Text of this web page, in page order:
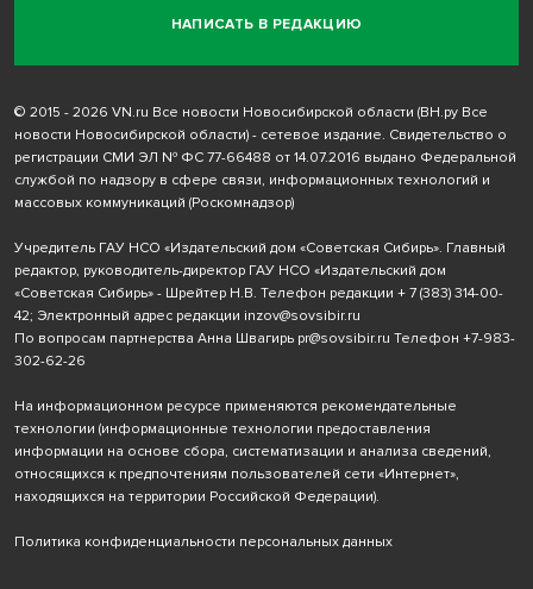
НАПИСАТЬ В РЕДАКЦИЮ
© 2015 - 2026 VN.ru Все новости Новосибирской области (ВН.ру Все
новости Новосибирской области) - сетевое издание. Свидетельство о
регистрации СМИ ЭЛ № ФС 77-66488 от 14.07.2016 выдано Федеральной
службой по надзору в сфере связи, информационных технологий и
массовых коммуникаций (Роскомнадзор)
Учредитель ГАУ НСО «Издательский дом «Советская Сибирь». Главный
редактор, руководитель-директор ГАУ НСО «Издательский дом
«Советская Сибирь» - Шрейтер Н.В. Телефон редакции + 7 (383) 314-00-
42; Электронный адрес редакции inzov@sovsibir.ru
По вопросам партнерства Анна Швагирь pr@sovsibir.ru Телефон +7-983-
302-62-26
На информационном ресурсе применяются рекомендательные
технологии (информационные технологии предоставления
информации на основе сбора, систематизации и анализа сведений,
относящихся к предпочтениям пользователей сети «Интернет»,
находящихся на территории Российской Федерации).
Политика конфиденциальности персональных данных